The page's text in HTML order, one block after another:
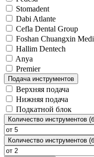
Stomadent
Dabi Atlante
Cefla Dental Group
Foshan Chuangxin
Hallim Dentech
Anya
Premier
Подача инструментов
Верхняя подача
Нижняя подача
Подкатной блок
Количество инструментов
Количество инструментов